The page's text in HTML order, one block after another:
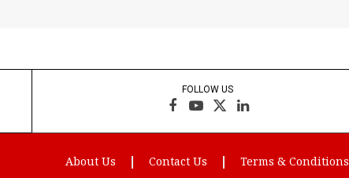
FOLLOW US
Facebook
YouTube
X
(Twitter)
LinkedIn
About Us Contact Us Terms & Conditions